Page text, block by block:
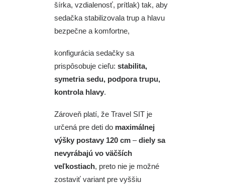
šírka, vzdialenosť, prítlak) tak, aby
sedačka stabilizovala trup a hlavu
bezpečne a komfortne,
konfigurácia sedačky sa
prispôsobuje cieľu: stabilita,
symetria sedu, podpora trupu,
kontrola hlavy.
Zároveň platí, že Travel SIT je
určená pre deti do maximálnej
výšky postavy 120 cm –diely sa
nevyrábajú vo väčších
veľkostiach, preto nie je možné
zostaviť variant pre vyššiu